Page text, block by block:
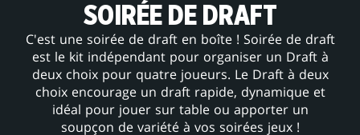
SOIRÉE DE DRAFT
C'est une soirée de draft en boîte ! Soirée de draft
est le kit indépendant pour organiser un Draft à
deux choix pour quatre joueurs. Le Draft à deux
choix encourage un draft rapide, dynamique et
idéal pour jouer sur table ou apporter un
soupçon de variété à vos soirées jeux !